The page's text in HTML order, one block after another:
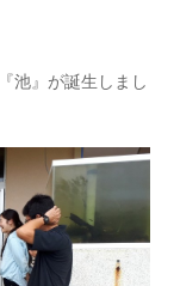
池』が誕生しまし